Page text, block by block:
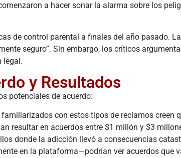
a hacer sonar la alarma sobre los
de control parental a finales del año pasado.
seguro”. Sin embargo, los críticos
legal.
y Resultados
potenciales de acuerdo:
con estos tipos de reclamos creen
resultar en acuerdos entre $1 millón y $3
donde la adicción llevó a consecuencias
en la plataforma—podrían ver acuerdos que